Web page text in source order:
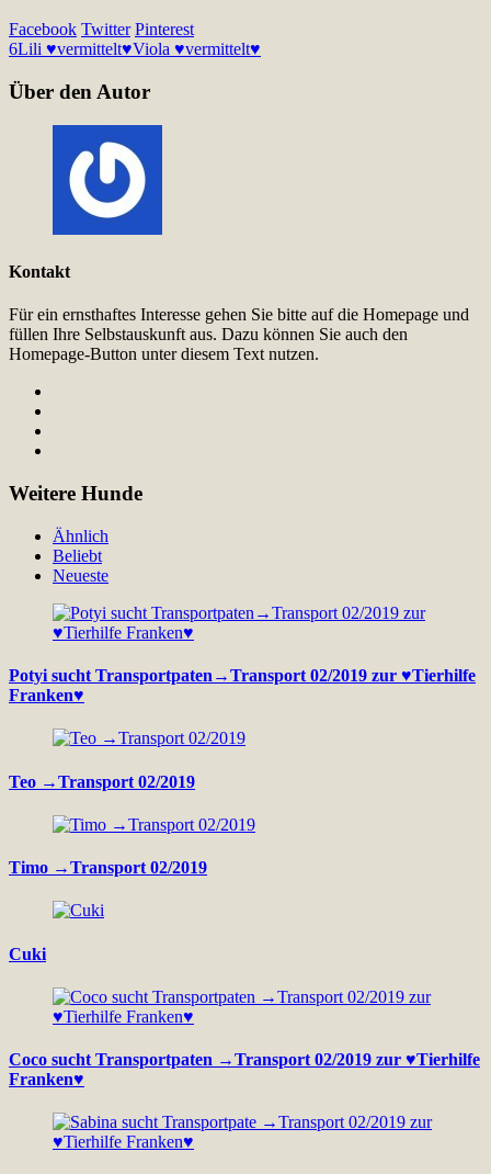
Facebook Twitter Pinterest
6Lili ♥vermittelt♥Viola ♥vermittelt♥
Über den Autor
Kontakt
Für ein ernsthaftes Interesse gehen Sie bitte auf die Homepage und
füllen Ihre Selbstauskunft aus. Dazu können Sie auch den
Homepage-Button unter diesem Text nutzen.
Weitere Hunde
Ähnlich
Beliebt
Neueste
Potyi sucht Transportpaten→Transport 02/2019 zur ♥Tierhilfe
Franken♥
Teo →Transport 02/2019
Timo →Transport 02/2019
Cuki
Coco sucht Transportpaten →Transport 02/2019 zur ♥Tierhilfe
Franken♥